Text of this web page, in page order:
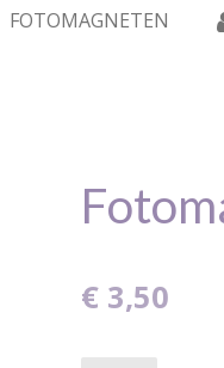
FOTOMAGNETEN
€ 3,50